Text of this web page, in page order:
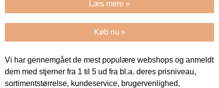
Læs mere »
Køb nu »
Vi har gennemgået de mest populære webshops og anmeldt
dem med stjerner fra 1 til 5 ud fra bl.a. deres prisniveau,
sortimentstørrelse, kundeservice, brugervenlighed,